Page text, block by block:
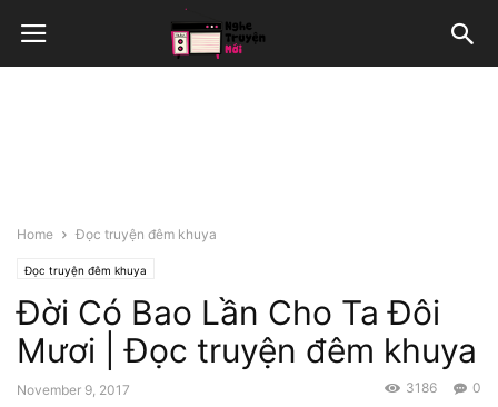
Home Đọc truyện đêm khuya
Đọc truyện đêm khuya
Đời Có Bao Lần Cho Ta Đôi
Mươi | Đọc truyện đêm khuya
November 9, 2017 0
3186